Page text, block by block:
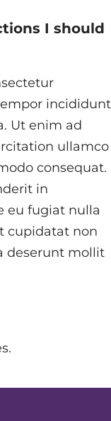
I should
incididunt
Ut enim ad
ullamco
consequat.
in
eu fugiat nulla
cupidatat non
deserunt mollit